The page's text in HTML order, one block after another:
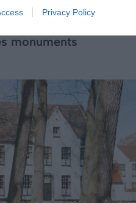
Privacy Policy
tranquille.
monuments